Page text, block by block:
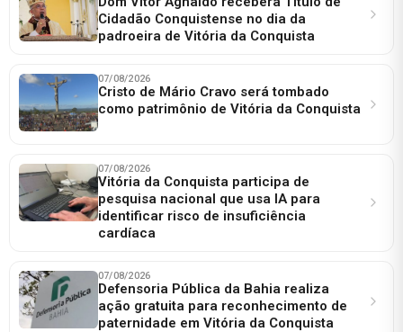
Cidadão Conquistense no dia da
padroeira de Vitória da Conquista
07/08/2026
Cristo de Mário Cravo será tombado
como patrimônio de Vitória da Conquista
07/08/2026
Vitória da Conquista participa de
pesquisa nacional que usa IA para
identificar risco de insuficiência
cardíaca
07/08/2026
Defensoria Pública da Bahia realiza
ação gratuita para reconhecimento de
paternidade em Vitória da Conquista